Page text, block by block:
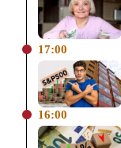
17:00
16:00